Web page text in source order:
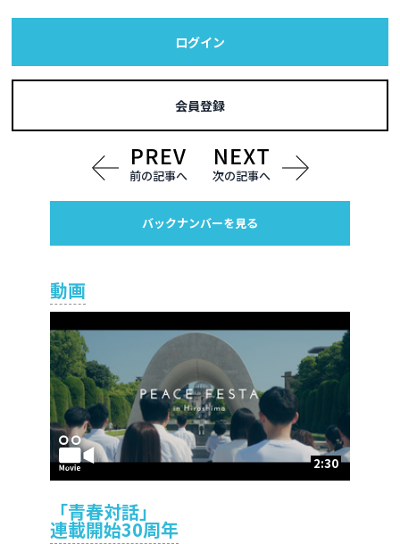
ログイン
会員登録
前の記事へ 次の記事へ
バックナンバーを見る
動画
2:30
「青春対話」
連載開始30周年